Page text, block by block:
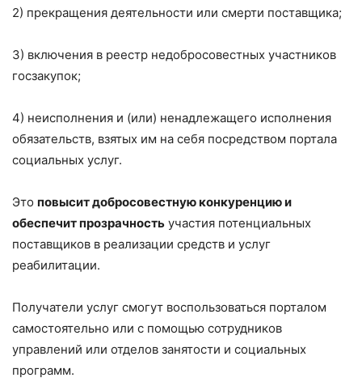
2) прекращения деятельности или смерти поставщика;
3) включения в реестр недобросовестных участников
госзакупок;
4) неисполнения и (или) ненадлежащего исполнения
обязательств, взятых им на себя посредством портала
социальных услуг.
Это повысит добросовестную конкуренцию и
обеспечит прозрачность участия потенциальных
поставщиков в реализации средств и услуг
реабилитации.
Получатели услуг смогут воспользоваться порталом
самостоятельно или с помощью сотрудников
управлений или отделов занятости и социальных
программ.